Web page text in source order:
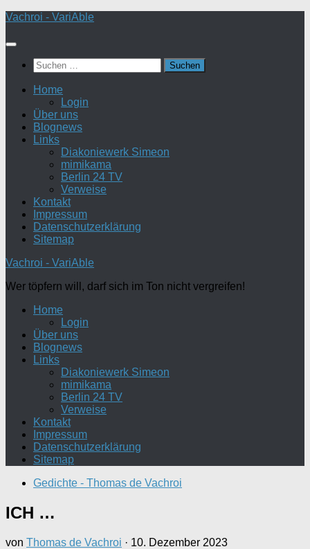
Zum
springen
Vachroi - VariAble
Suchen
nach:
Home
Login
Über uns
Blognews
Links
Diakoniewerk Simeon
mimikama
Berlin 24 TV
Verweise
Kontakt
Impressum
Datenschutzerklärung
Sitemap
Vachroi - VariAble
Wer töpfern will, darf sich im Ton nicht vergreifen!
Home
Login
Über uns
Blognews
Links
Diakoniewerk Simeon
mimikama
Berlin 24 TV
Verweise
Kontakt
Impressum
Datenschutzerklärung
Sitemap
Gedichte - Thomas de Vachroi
ICH …
von Thomas de Vachroi · 10. Dezember 2023